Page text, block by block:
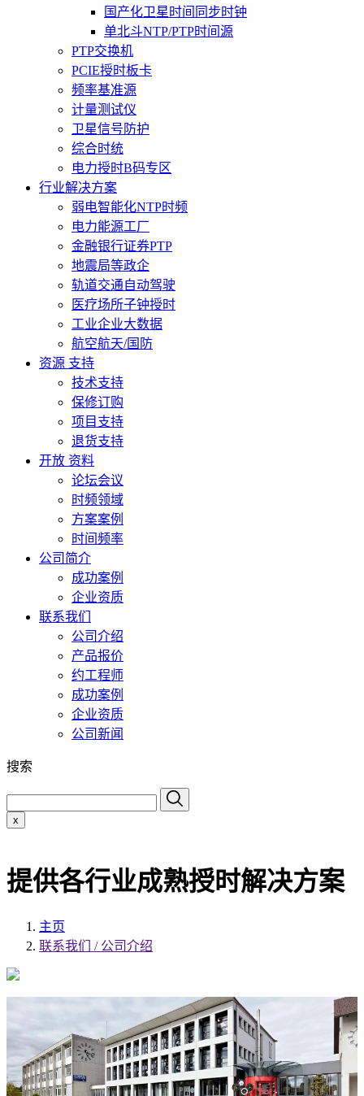
国产化卫星时间同步时钟
单北斗NTP/PTP时间源
PTP交换机
PCIE授时板卡
频率基准源
计量测试仪
卫星信号防护
综合时统
电力授时B码专区
行业解决方案
弱电智能化NTP时频
电力能源工厂
金融银行证券PTP
地震局等政企
轨道交通自动驾驶
医疗场所子钟授时
工业企业大数据
航空航天/国防
资源 支持
技术支持
保修订购
项目支持
退货支持
开放 资料
论坛会议
时频领域
方案案例
时间频率
公司简介
成功案例
企业资质
联系我们
公司介绍
产品报价
约工程师
成功案例
企业资质
公司新闻
搜索
x
提供各行业成熟授时解决方案
主页
联系我们 / 公司介绍